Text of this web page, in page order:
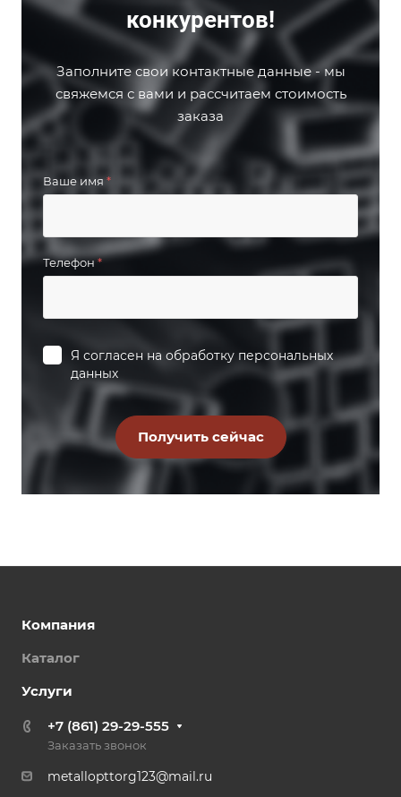
конкурентов!
Заполните свои контактные данные - мы
свяжемся с вами и рассчитаем стоимость
заказа
Ваше имя *
Телефон*
Я согласен на обработку персональных
данных
Компания
Каталог
Услуги
+7 (861) 29-29-555
Заказать звонок
metallopttorg123@mail.ru